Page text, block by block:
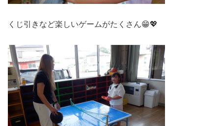
くじ引きなど楽しいゲームがたくさん😁💖